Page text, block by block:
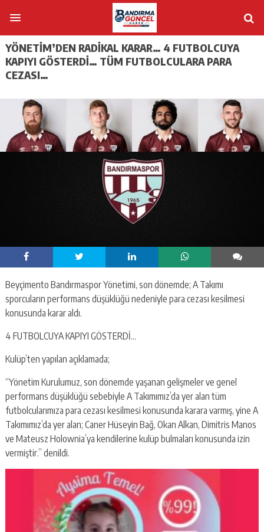
YÖNETİM’DEN RADİKAL KARAR… 4 FUTBOLCUYA
KAPIYI GÖSTERDİ… TÜM FUTBOLCULARA PARA
CEZASI…
Beyçimento Bandırmaspor Yönetimi, son dönemde; A Takımı
sporcuların performans düşüklüğü nedeniyle para cezası kesilmesi
konusunda karar aldı.
4 FUTBOLCUYA KAPIYI GÖSTERDİ…
Kulüp’ten yapılan açıklamada;
“Yönetim Kurulumuz, son dönemde yaşanan gelişmeler ve genel
performans düşüklüğü sebebiyle A Takımımız’da yer alan tüm
futbolcularımıza para cezası kesilmesi konusunda karara varmış, yine A
Takımımız’da yer alan; Caner Hüseyin Bağ, Okan Alkan, Dimitris Manos
ve Mateusz Holownia’ya kendilerine kulüp bulmaları konusunda izin
vermiştir.” denildi.